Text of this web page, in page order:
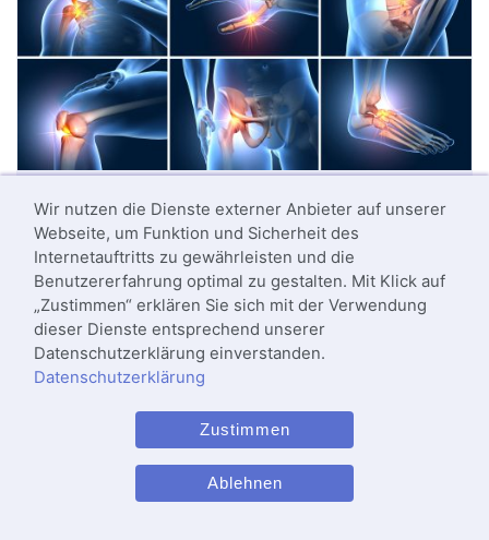
Betroffenen sind eher die Hände, bei anderen die Knie, die
Schultern, der Rücken, die Hüfte oder die Füße betroffen.
© Axel Kock, stock.adobe.com
Arthritisist dieEntzündung eines Gelenks, wobei
vom Kiefer bis zur kleinen Zehe jedes Gelenk im
Körper betroffen sein kann. Sie geht in der Regel
einher. Je nach Ursache sind diese
Die Arthritis ist eine entzündliche
Wir nutzen die Dienste externer Anbieter auf unserer
Webseite, um Funktion und Sicherheit des
Internetauftritts zu gewährleisten und die
Benutzererfahrung optimal zu gestalten. Mit Klick auf
„Zustimmen“ erklären Sie sich mit der Verwendung
dieser Dienste entsprechend unserer
Datenschutzerklärung einverstanden.
Datenschutzerklärung
Zustimmen
Ablehnen